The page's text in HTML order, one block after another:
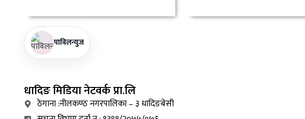
पाविलन्युज
धादिङमिडिया नेटवर्क प्रा.लि
ठेगाना :नीलकण्ठ नगरपालिका – ३ धादिङबेसी